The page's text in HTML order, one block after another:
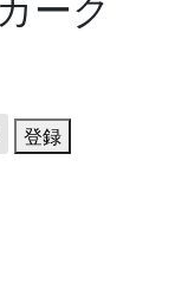
ーク
登録